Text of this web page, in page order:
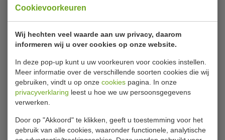
Cookievoorkeuren
Wij hechten veel waarde aan uw privacy, daarom
informeren wij u over cookies op onze website.
In deze pop-up kunt u uw voorkeuren voor cookies instellen.
Meer informatie over de verschillende soorten cookies die wij
gebruiken, vindt u op onze cookies pagina. In onze
privacyverklaring leest u hoe we uw persoonsgegevens
verwerken.
Door op "Akkoord" te klikken, geeft u toestemming voor het
gebruik van alle cookies, waaronder functionele, analytische
Portioneer knijpfles 1020 ML
Doseer sauzen 3 keer zo snel met deze transparante
knijpfles van Vogue met 3 spuitmonden. Perfect voor
te maken op borden. De knijpfles is stevig, waardoor hij
geschikt is voor professioneel gebruik, en doorzichtig
zodat u precies kunt zien wanneer hij bijgevuld moet
worden.
Inhoud 1020 ML
Materiaal kunststof
Lees meer
Specificaties